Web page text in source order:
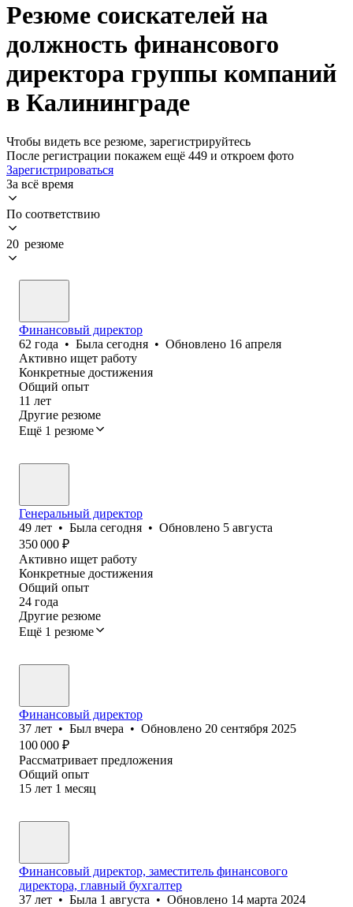
Резюме соискателей на
должность финансового
директора группы компаний
в Калининграде
Чтобы видеть все резюме, зарегистрируйтесь
После регистрации покажем ещё 449 и откроем фото
Зарегистрироваться
За всё время
По соответствию
20 резюме
Финансовый директор
62 года • Была сегодня • Обновлено 16 апреля
Активно ищет работу
Конкретные достижения
Общий опыт
11 лет
Другие резюме
Ещё 1 резюме
Генеральный директор
49 лет • Была сегодня • Обновлено 5 августа
350 000 ₽
Активно ищет работу
Конкретные достижения
Общий опыт
24 года
Другие резюме
Ещё 1 резюме
Финансовый директор
37 лет • Был вчера • Обновлено 20 сентября 2025
100 000 ₽
Рассматривает предложения
Общий опыт
15 лет 1 месяц
Финансовый директор, заместитель финансового
директора, главный бухгалтер
37 лет • Была 1 августа • Обновлено 14 марта 2024